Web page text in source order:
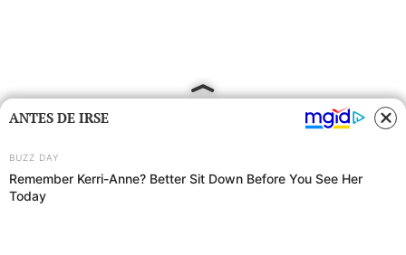
ANTES DE IRSE